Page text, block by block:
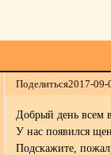
Поделиться2017-09-
Добрый день всем
У нас появился
Подскажите,